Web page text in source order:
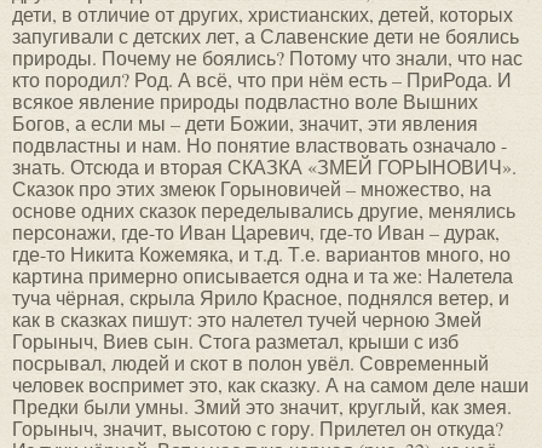
дети, в отличие от других, христианских, детей, которых
запугивали с детских лет, а Славенские дети не боялись
природы. Почему не боялись? Потому что знали, что нас
кто породил? Род. А всё, что при нём есть – ПриРода. И
всякое явление природы подвластно воле Вышних
Богов, а если мы – дети Божии, значит, эти явления
подвластны и нам. Но понятие властвовать означало -
знать. Отсюда и вторая СКАЗКА «ЗМЕЙ ГОРЫНОВИЧ».
Сказок про этих змеюк Горыновичей – множество, на
основе одних сказок переделывались другие, менялись
персонажи, где-то Иван Царевич, где-то Иван – дурак,
где-то Никита Кожемяка, и т.д. Т.е. вариантов много, но
картина примерно описывается одна и та же: Налетела
туча чёрная, скрыла Ярило Красное, поднялся ветер, и
как в сказках пишут: это налетел тучей черною Змей
Горыныч, Виев сын. Стога разметал, крыши с изб
посрывал, людей и скот в полон увёл. Современный
человек воспримет это, как сказку. А на самом деле наши
Предки были умны. Змий это значит, круглый, как змея.
Горыныч, значит, высотою с гору. Прилетел он откуда?